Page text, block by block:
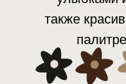
также